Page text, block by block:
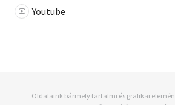
Youtube
Oldalaink bármely tartalmi és grafikai